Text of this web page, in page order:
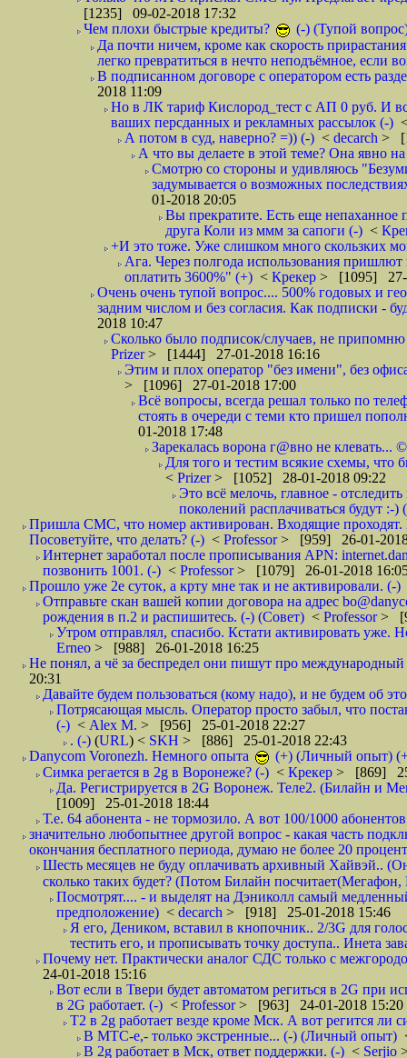
[1235] 09-02-2018 17:32
Чем плохи быстрые кредиты?
(-) (Тупой
Да почти ничем, кроме как скорость
легко превратиться в нечто неподъёмное, если
В подписанном договоре с оператором есть
2018 11:09
Но в ЛК тариф Кислород_тест с АП 0 руб. И
ваших персданных и рекламных рассылок (-)
А потом в суд, наверно? =)) (-) < decarch >
А что вы делаете в этой теме? Она явно
Смотрю со стороны и удивляюсь
задумывается о возможных
01-2018 20:05
Вы прекратите. Есть еще непаханное
друга Коли из ммм за сапоги (-) <
+И это тоже. Уже слишком много скользких
Ага. Через полгода использования
оплатить 3600%" (+) < Крекер > [1095] 27-
Очень очень тупой вопрос.... 500% годовых и
задним числом и без согласия. Как подписки -
2018 10:47
Сколько было подписок/случаев, не
Prizer> [1444] 27-01-2018 16:16
Этим и плох оператор "без имени", без
> [1096] 27-01-2018 17:00
Всё вопросы, всегда решал только по
стоять в очереди с теми кто пришел
01-2018 17:48
Зарекалась ворона г@вно не клевать...
Для того и тестим всякие схемы, что
< Prizer> [1052] 28-01-2018 09:22
Это всё мелочь, главное -
поколений расплачиваться будут :-)
Пришла СМС, что номер активирован. Входящие проходят.
Посоветуйте, что делать? (-) < Professor> [959] 26-01-
Интернет заработал после прописывания APN:
позвонить 1001. (-) < Professor> [1079] 26-01-2018
Прошло уже 2е суток, а крту мне так и не активировали. (-)
Отправьте скан вашей копии договора на адрес
рождения в п.2 и распишитесь. (-) (Совет) < Professor>
Утром отправлял, спасибо. Кстати активировать уже.
Erneo > [988] 26-01-2018 16:25
Не понял, а чё за беспредел они пишут про
20:31
Давайте будем пользоваться (кому надо), и не будем об
Потрясающая мысль. Оператор просто забыл, что
(-) < Alex M. > [956] 25-01-2018 22:27
. (-) (URL) < SKH > [886] 25-01-2018 22:43
Danycom Voronezh. Немного опыта
(+) (Личный опыт)
Симка регается в 2g в Воронеже? (-) < Крекер > [869]
Да. Регистрируется в 2G Воронеж. Теле2. (Билайн и
[1009] 25-01-2018 18:44
Т.е. 64 абонента - не тормозило. А вот 100/1000
значительно любопытнее другой вопрос - какая часть
окончания бесплатного периода, думаю не более 20
Шесть месяцев не буду оплачивать архивный Хайвэй..
сколько таких будет? (Потом Билайн
Посмотрят.... - и выделят на Дэниколл самый
предположение) < decarch > [918] 25-01-2018 15:46
Я его, Деником, вставил в кнопочник.. 2/3G для
тестить его, и прописывать точку доступа.. Инета
Почему нет. Практически аналог СДС только с
24-01-2018 15:16
Вот если в Твери будет автоматом региться в 2G при
в 2G работает. (-) < Professor> [963] 24-01-2018 15:20
T2 в 2g работает везде кроме Мск. А вот регится
В МТС-е,- только экстренные... (-) (Личный опыт)
В 2g работает в Мск, ответ поддержки. (-) < Serjio